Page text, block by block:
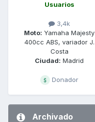
Usuarios
3,4k
Moto: Yamaha Majesty
400cc ABS, variador J.
Costa
Ciudad: Madrid
Donador
Archivado